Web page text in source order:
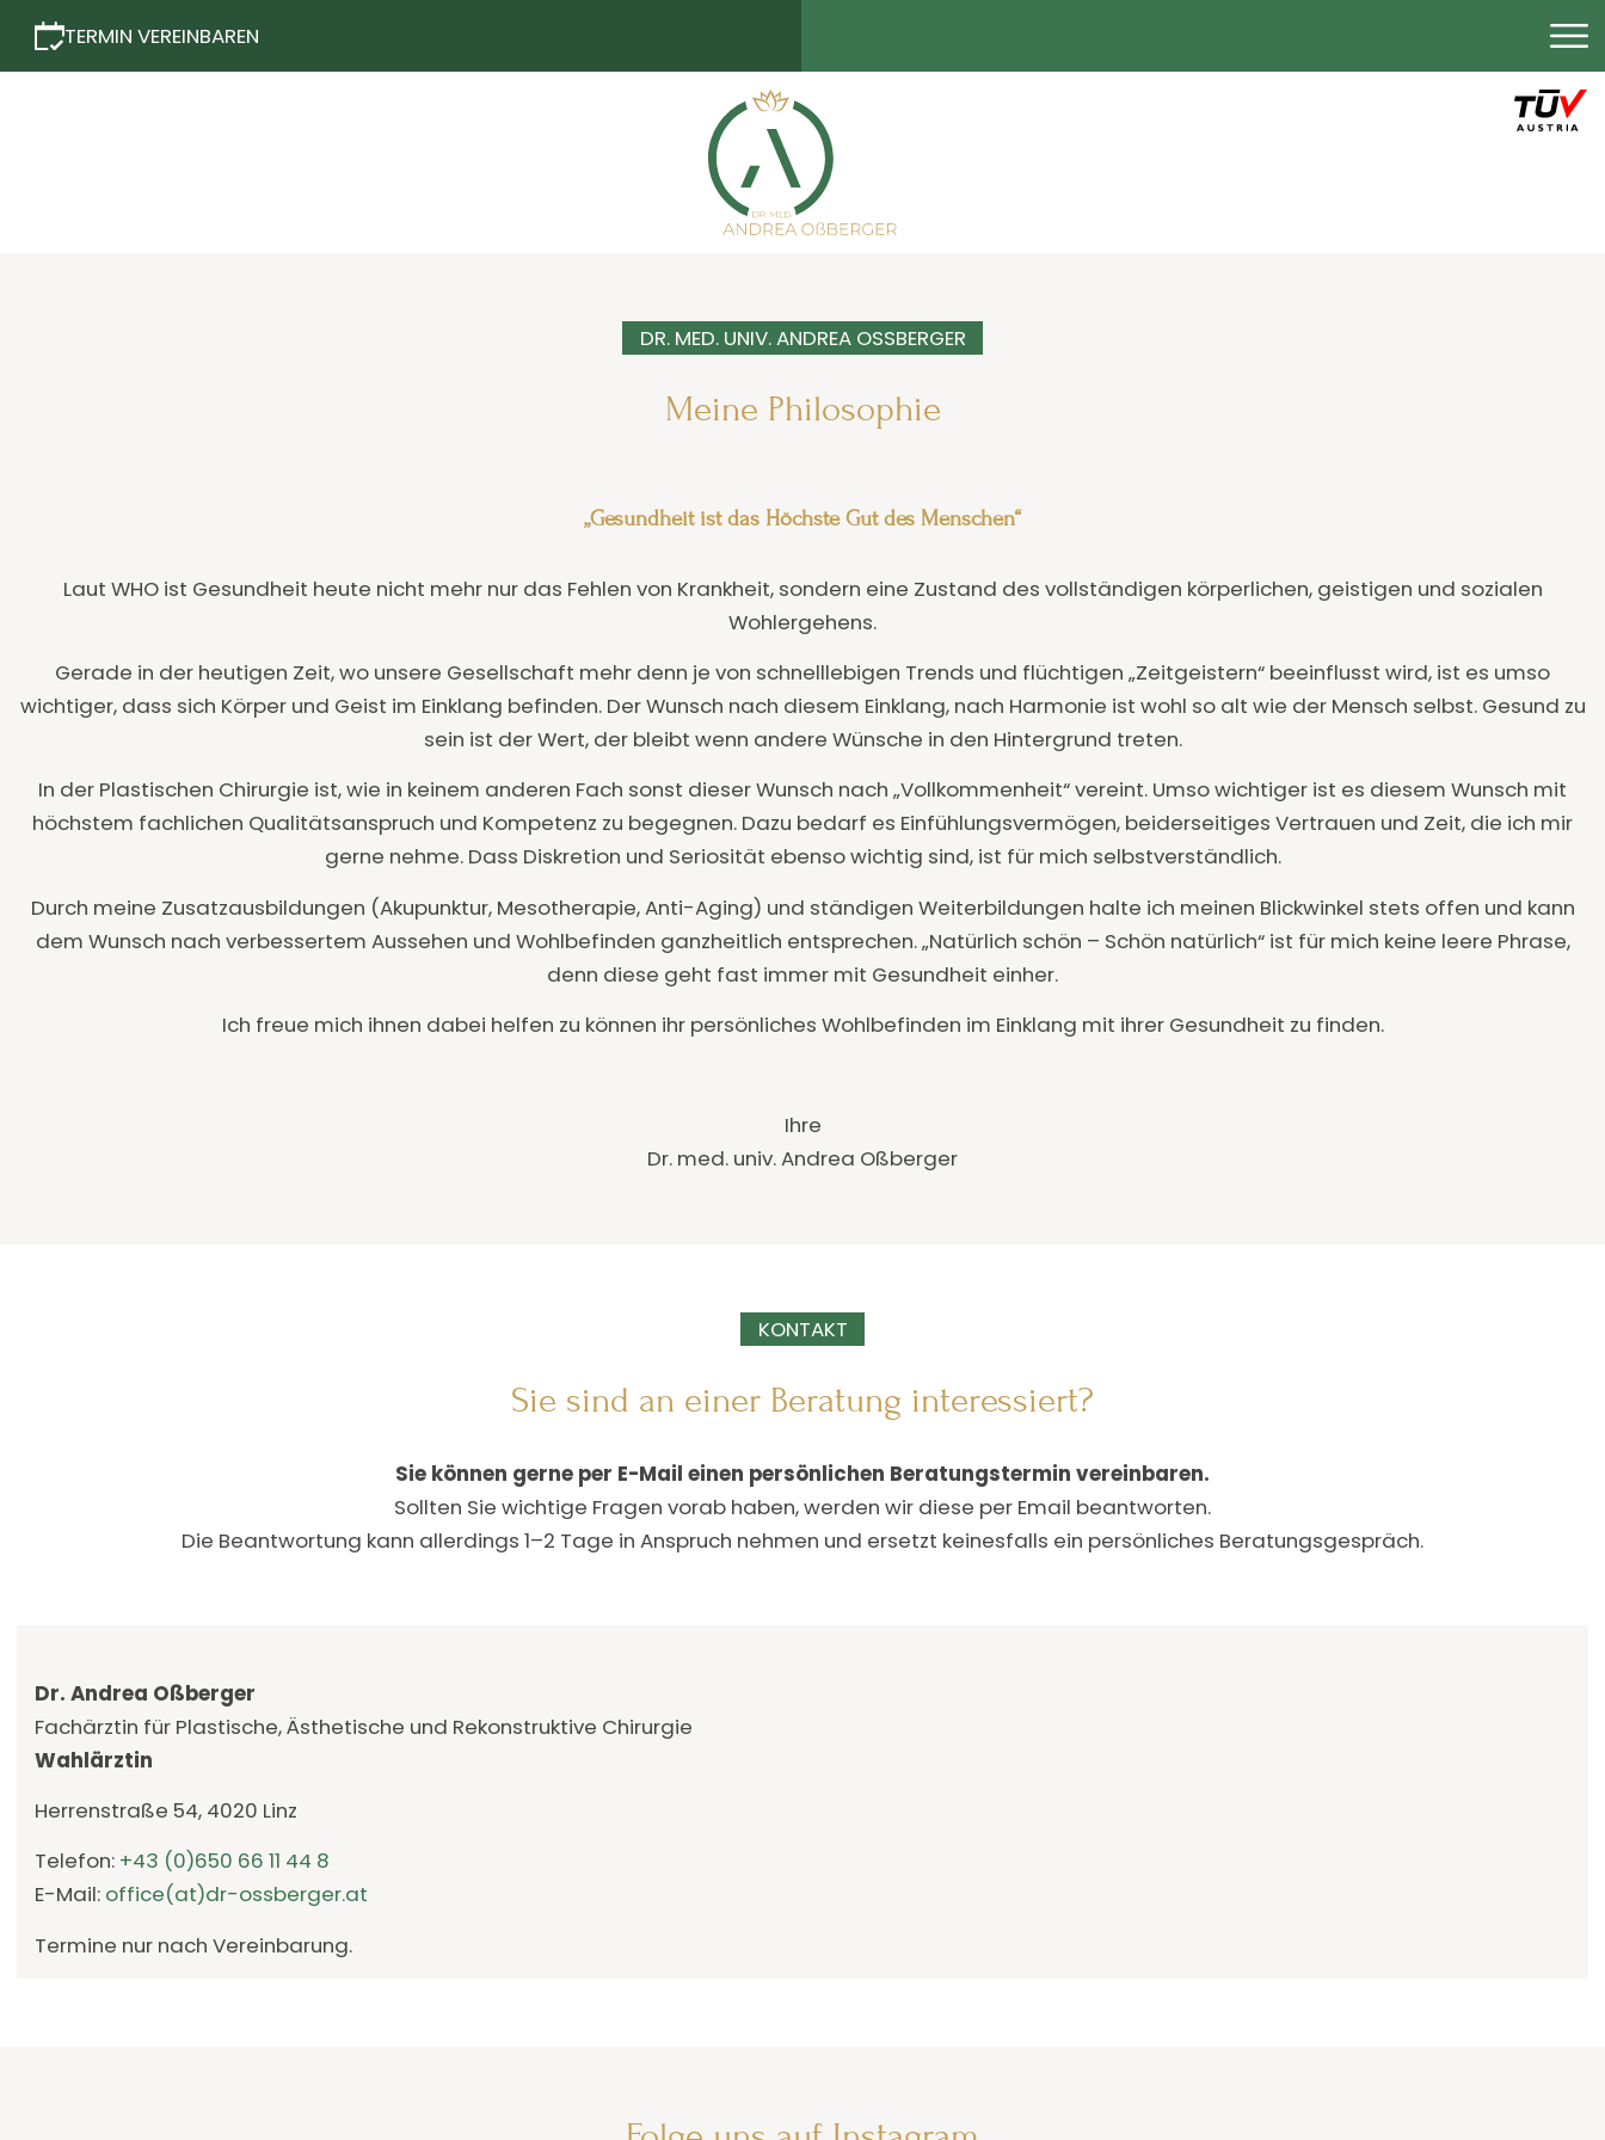
TERMIN VEREINBAREN
DR. MED. UNIV. ANDREA OSSBERGER
Meine Philosophie
„Gesundheit ist das Höchste Gut des Menschen“
Laut WHO ist Gesundheit heute nicht mehr nur das Fehlen von Krankheit, sondern eine Zustand des vollständigen körperlichen, geistigen und sozialen
Wohlergehens.
Gerade in der heutigen Zeit, wo unsere Gesellschaft mehr denn je von schnelllebigen Trends und flüchtigen „Zeitgeistern“ beeinflusst wird, ist es umso
wichtiger, dass sich Körper und Geist im Einklang befinden. Der Wunsch nach diesem Einklang, nach Harmonie ist wohl so alt wie der Mensch selbst. Gesund zu
sein ist der Wert, der bleibt wenn andere Wünsche in den Hintergrund treten.
In der Plastischen Chirurgie ist, wie in keinem anderen Fach sonst dieser Wunsch nach „Vollkommenheit“ vereint. Umso wichtiger ist es diesem Wunsch mit
höchstem fachlichen Qualitätsanspruch und Kompetenz zu begegnen. Dazu bedarf es Einfühlungsvermögen, beiderseitiges Vertrauen und Zeit, die ich mir
gerne nehme. Dass Diskretion und Seriosität ebenso wichtig sind, ist für mich selbstverständlich.
Durch meine Zusatzausbildungen (Akupunktur, Mesotherapie, Anti-Aging) und ständigen Weiterbildungen halte ich meinen Blickwinkel stets offen und kann
dem Wunsch nach verbessertem Aussehen und Wohlbefinden ganzheitlich entsprechen.„Natürlich schön – Schön natürlich“ist für mich keine leere Phrase,
denn diese geht fast immer mit Gesundheit einher.
Ich freue mich ihnen dabei helfen zu können ihr persönliches Wohlbefinden im Einklang mit ihrer Gesundheit zu finden.
Ihre
Dr. med. univ. Andrea Oßberger
KONTAKT
Sie sind an einer Beratung interessiert?
Sie können gerne per E-Mail einen persönlichen Beratungstermin vereinbaren.
Sollten Sie wichtige Fragen vorab haben, werden wir diese per Email beantworten.
Die Beantwortung kann allerdings 1–2 Tage in Anspruch nehmen und ersetzt keinesfalls ein persönliches Beratungsgespräch.
Dr. Andrea Oßberger
Fachärztin für Plastische, Ästhetische und Rekonstruktive Chirurgie
Wahlärztin
Herrenstraße 54, 4020 Linz
Telefon: +43 (0)650 66 11 44 8
E-Mail: office(at)dr-ossberger.at
Termine nur nach Vereinbarung.